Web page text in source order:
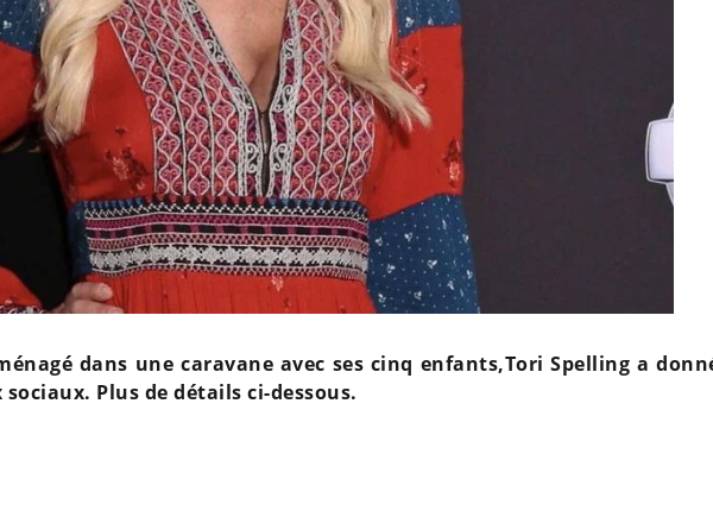
dans une caravane avec ses cinq enfants,Tori Spelling a
Plus de détails ci-dessous.